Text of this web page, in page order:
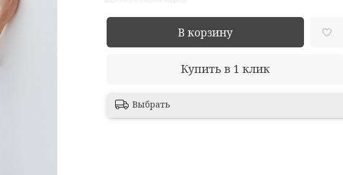
В корзину
Купить в 1 клик
Выбрать